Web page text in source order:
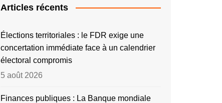
Articles récents
Élections territoriales : le FDR exige une
concertation immédiate face à un calendrier
électoral compromis
5 août 2026
Finances publiques : La Banque mondiale